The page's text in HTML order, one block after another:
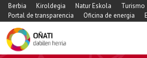
Berbia Kiroldegia Natur Eskola Turismo
Portal de transparencia
Oficina de energia